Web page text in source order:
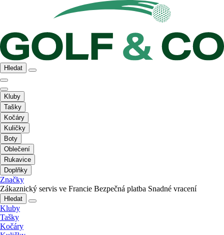
Hledat
Kluby
Tašky
Kočáry
Kuličky
Boty
Oblečení
Rukavice
Doplňky
Značky
Zákaznický servis ve Francie Bezpečná platba Snadné vracení
Hledat
Kluby
Tašky
Kočáry